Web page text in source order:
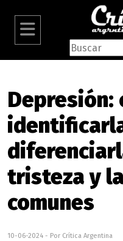
Depresión:
tristeza y
comunes
10-06-2024 - Por Crítica Argentina